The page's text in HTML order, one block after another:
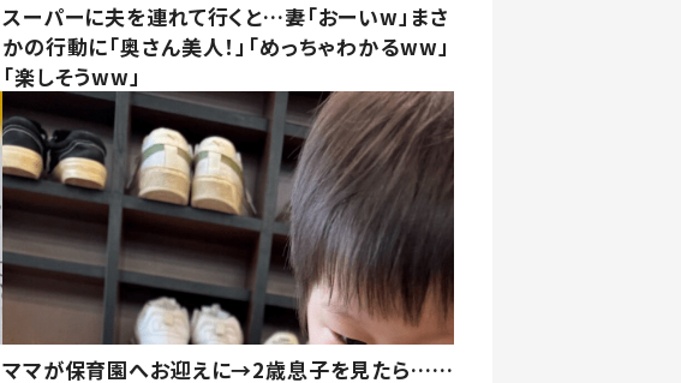
スーパーに夫を連れて行くと…妻「おーいw」まさ
かの行動に「奥さん美人！」「めっちゃわかるww」
「楽しそうww」
ママが保育園へお迎えに→2歳息子を見たら……